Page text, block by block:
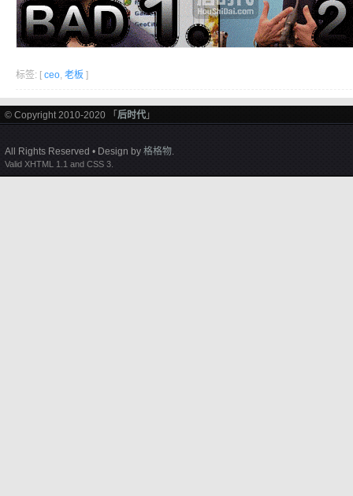
标签: [ ceo, 老板 ]
© Copyright 2010-2020 「 后时代 」
All Rights Reserved • Design by 格格物.
Valid XHTML 1.1 and CSS 3.